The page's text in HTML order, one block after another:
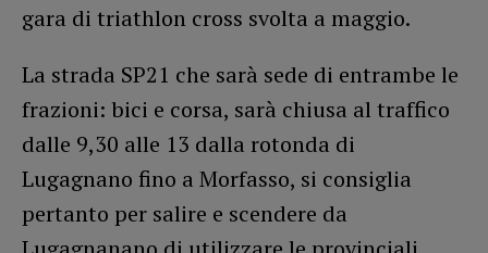
gara di triathlon cross svolta a maggio.
La strada SP21 che sarà sede di entrambe le
frazioni: bici e corsa, sarà chiusa al traffico
dalle 9,30 alle 13 dalla rotonda di
Lugagnano fino a Morfasso, si consiglia
pertanto per salire e scendere da